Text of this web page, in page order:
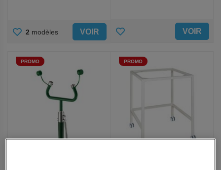
AJOUTER
FAVORIS
2 modèles VOIR AJOUTER
FAVORIS
VOIR
PROMO PROMO